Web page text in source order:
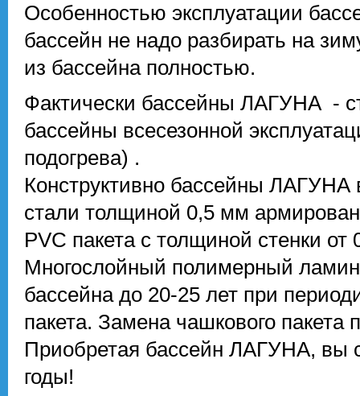
Особенностью эксплуатации
бассейн не надо разбирать на
из бассейна полностью.
Фактически бассейны ЛАГУНА -
бассейны всесезонной
подогрева) .
Конструктивно бассейны
стали толщиной 0,5 мм
PVC пакета с толщиной стенки от
Многослойный полимерный
бассейна до 20-25 лет при
пакета. Замена чашкового пакета
Приобретая бассейн ЛАГУНА, вы
годы!